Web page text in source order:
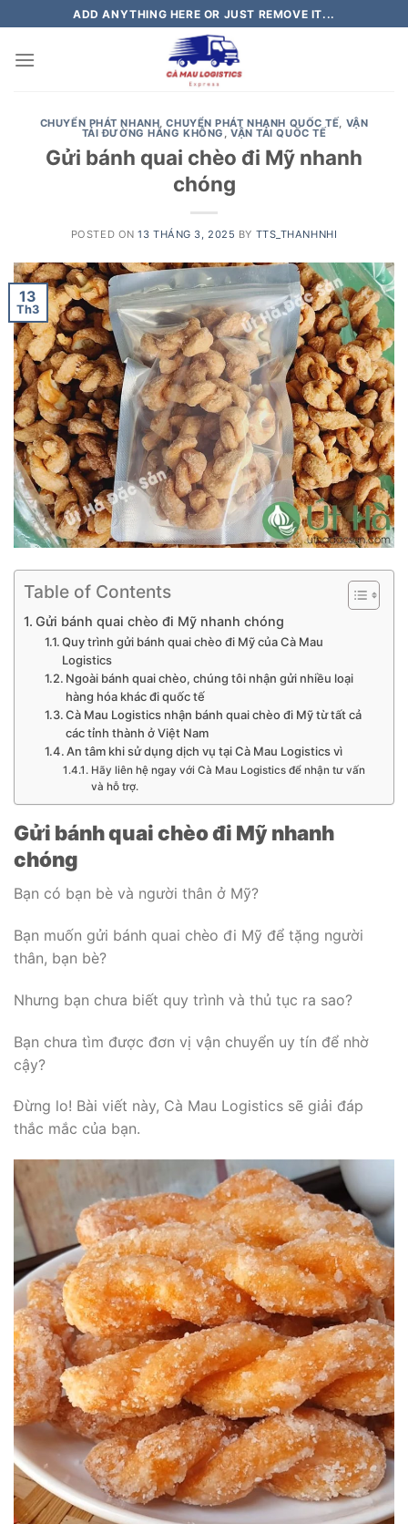
to
content
ADD ANYTHING HERE OR JUST REMOVE IT...
CHUYỂN PHÁT NHANH,CHUYỂN PHÁT NHANH QUỐC TẾ, VẬN
TẢI ĐƯỜNG HÀNG KHÔNG , VẬN TẢI QUỐC TẾ
Gửi bánh quai chèo đi Mỹ nhanh
chóng
POSTED ON13 THÁNG 3, 2025 BY TTS_THANHNHI
13
Th3
Table of Contents
Gửi bánh quai chèo đi Mỹ nhanh chóng
Quy trình gửi bánh quai chèo đi Mỹ của Cà Mau
Logistics
Ngoài bánh quai chèo, chúng tôi nhận gửi nhiều loại
hàng hóa khác đi quốc tế
Cà Mau Logistics nhận bánh quai chèo đi Mỹ từ tất cả
các tỉnh thành ở Việt Nam
An tâm khi sử dụng dịch vụ tại Cà Mau Logistics vì
Hãy liên hệ ngay với Cà Mau Logistics để nhận tư vấn
và hỗ trợ.
Gửi bánh quai chèo đi Mỹ nhanh
chóng
Bạn có bạn bè và người thân ở Mỹ?
Bạn muốn gửi bánh quai chèo đi Mỹ để tặng người
thân, bạn bè?
Nhưng bạn chưa biết quy trình và thủ tục ra sao?
Bạn chưa tìm được đơn vị vận chuyển uy tín để nhờ
cậy?
Đừng lo! Bài viết này, Cà Mau Logistics sẽ giải đáp
thắc mắc của bạn.